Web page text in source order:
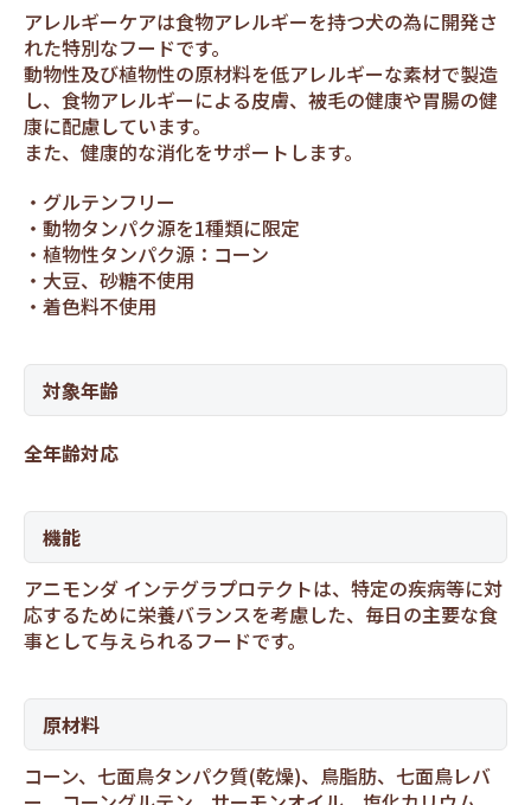
アレルギーケアは食物アレルギーを持つ犬の為に開発さ
れた特別なフードです。
動物性及び植物性の原材料を低アレルギーな素材で製造
し、食物アレルギーによる皮膚、被毛の健康や胃腸の健
康に配慮しています。
また、健康的な消化をサポートします。
グルテンフリー
動物タンパク源を1種類に限定
植物性タンパク源：コーン
大豆、砂糖不使用
着色料不使用
対象年齢
全年齢対応
機能
アニモンダ インテグラプロテクトは、特定の疾病等に対
応するために栄養バランスを考慮した、毎日の主要な食
事として与えられるフードです。
原材料
コーン、七面鳥タンパク質(乾燥)、鳥脂肪、七面鳥レバ